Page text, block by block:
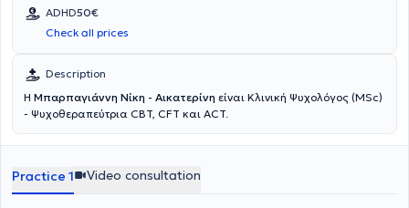
ADHD50€
Check all prices
Description
Η Μπαρπαγιάννη Νίκη - Αικατερίνη είναι Κλινική Ψυχολόγος (MSc)
- Ψυχοθεραπεύτρια CBT, CFT και ACT.
Practice 1 Video consultation